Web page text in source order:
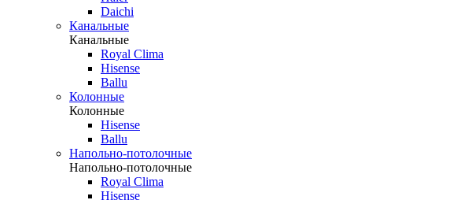
Daichi
Канальные
Канальные
Royal Clima
Hisense
Ballu
Колонные
Колонные
Hisense
Ballu
Напольно-потолочные
Напольно-потолочные
Royal Clima
Hisense